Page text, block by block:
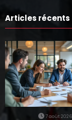
Articles récents
7 août 2026